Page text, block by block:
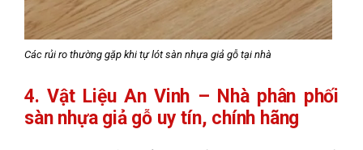
Các rủi ro thường gặp khi tự lót sàn nhựa giả gỗ tại nhà
4. Vật Liệu An Vinh – Nhà phân phối
sàn nhựa giả gỗ uy tín, chính hãng